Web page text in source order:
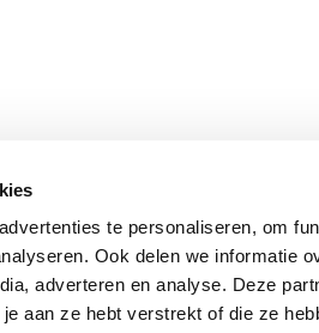
te personaliseren, om
Ook delen we informatie
adverteren en analyse. Deze
aan ze hebt verstrekt of die ze